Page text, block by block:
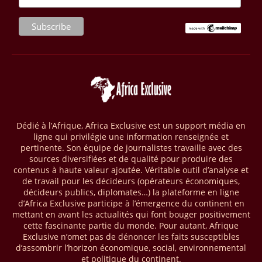
le bloc 95/96 du bassin de Ghadamès, à proximité de la frontière avec
l’Algérie. D’après la NOC, les tests de production sur ce site opéré par
le groupe Sonatrach ont affiché 13 millions de pieds cubes de gaz par
La Banque mondiale a approuvé un projet d’envergure visant à
transformer les économies forestières en Afrique centrale. Baptisé «
Congo » (SCBFEP), il mobilise 1,02 milliard $, dont une première
phase de 394,83 millions de dollars. C’est ce qu’indique l’institution
dans un communiqué publié mercredi 1er avril. Cette première phase
vise à améliorer la gestion forestière, renforcer les chaînes de valeur
et créer 220 000 emplois au Cameroun, en République centrafricaine
(RCA) et en République du Congo. Près de 8 millions d’hectares
seront placés sous gestion durable.
28/03/26 AFRIQUE - MOBILE MONEY
Selon le rapport publié par l’Association mondiale des opérateurs de
téléphonie mobile (GSMA), près de 1432 milliards USD ont transité
par les comptes de mobile money en Afrique au cours de l'année
Dédié à l’Afrique, Africa Exclusive est un support média en
ligne qui privilégie une information renseignée et
pertinente. Son équipe de journalistes travaille avec des
sources diversifiées et de qualité pour produire des
contenus à haute valeur ajoutée. Véritable outil d’analyse et
de travail pour les décideurs (opérateurs économiques,
décideurs publics, diplomates…) la plateforme en ligne
d’Africa Exclusive participe à l’émergence du continent en
mettant en avant les actualités qui font bouger positivement
cette fascinante partie du monde. Pour autant, Afrique
Exclusive n’omet pas de dénoncer les faits susceptibles
d’assombrir l’horizon économique, social, environnemental
et politique du continent.